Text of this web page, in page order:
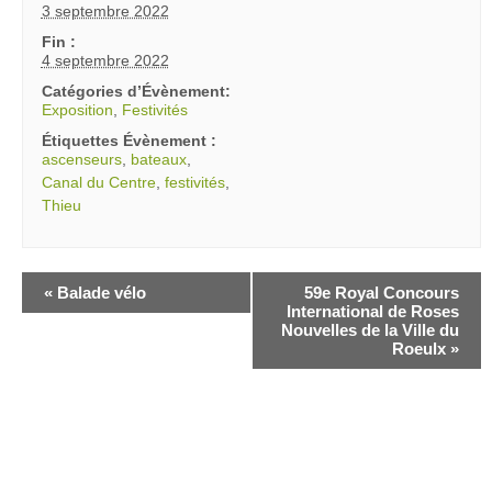
3 septembre 2022
Fin :
4 septembre 2022
Catégories d’Évènement:
Exposition
Festivités
Étiquettes Évènement :
ascenseurs, bateaux,
Canal du Centre, festivités,
Thieu
« Balade vélo
59e Royal Concours
International de Roses
Nouvelles de la Ville du
Roeulx »